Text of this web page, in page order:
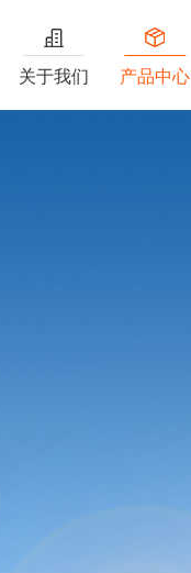
关于我们 产品中心